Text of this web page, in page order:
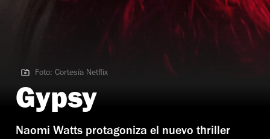
Foto: Cortesía Netflix
Foto: Cortesía Netflix
Gypsy
Naomi Watts protagoniza el nuevo thriller